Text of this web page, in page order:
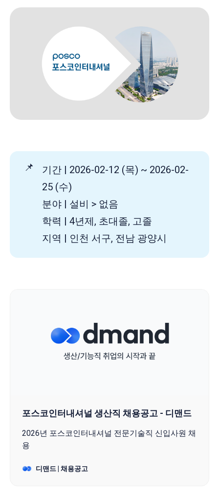
📌
기간 | 2026-02-12 (목) ~ 2026-02-
25 (수)
분야 | 설비 > 없음
학력 | 4년제, 초대졸, 고졸
지역 | 인천 서구, 전남 광양시
포스코인터내셔널 생산직 채용공고 - 디맨드
2026년 포스코인터내셔널 전문기술직 신입사원 채
용
디맨드 | 채용공고